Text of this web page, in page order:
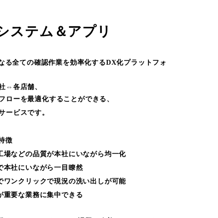
ステム＆アプリ
全ての確認作業を効率化するDX化プラットフォ
⇔各店舗、
ローを最適化することができる、
ービスです。
徴
場などの品質が本社にいながら均一化
本社にいながら一目瞭然
ワンクリックで現況の洗い出しが可能
重要な業務に集中できる